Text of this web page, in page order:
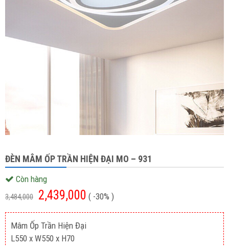
ĐÈN MÂM ỐP TRẦN HIỆN ĐẠI MO – 931
Còn hàng
3,484,000 2,439,000 ( -30% )
Mâm Ốp Trần Hiện Đại
L550 x W550 x H70